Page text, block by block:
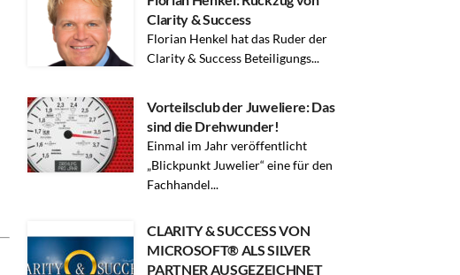
Clarity & Success
Florian Henkel hat das Ruder der
Clarity & Success Beteiligungs...
Vorteilsclub der Juweliere: Das
sind die Drehwunder!
Einmal im Jahr veröffentlicht
„Blickpunkt Juwelier“ eine für den
Fachhandel...
CLARITY & SUCCESS VON
MICROSOFT® ALS SILVER
PARTNER AUSGEZEICHNET